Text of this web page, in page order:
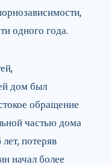
одного года.
дом был
обращение
частью дома
потеряв
начал более